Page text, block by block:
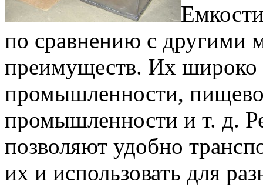
по сравнению с другими
преимуществ. Их широко
промышленности,
промышленности и т. д.
позволяют удобно
их и использовать для